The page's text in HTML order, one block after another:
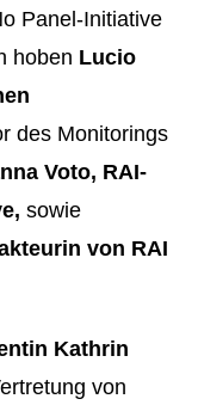
Panel-Initiative
hoben Lucio
des Monitorings
Voto, RAI-
sowie
von RAI
Kathrin
von